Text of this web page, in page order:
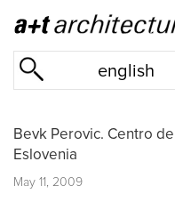
english
Bevk Perovic. Centro
Eslovenia
May 11, 2009